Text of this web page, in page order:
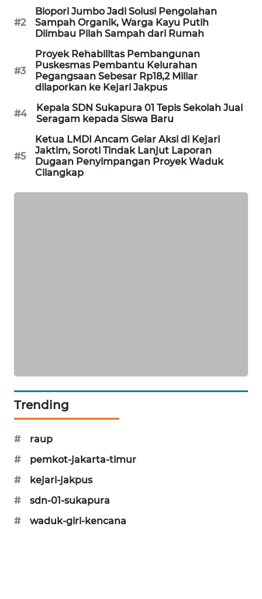
#2
Biopori Jumbo Jadi Solusi Pengolahan
Sampah Organik, Warga Kayu Putih
Diimbau Pilah Sampah dari Rumah
#3
Proyek Rehabilitas Pembangunan
Puskesmas Pembantu Kelurahan
Pegangsaan Sebesar Rp18,2 Miliar
dilaporkan ke Kejari Jakpus
#4
Kepala SDN Sukapura 01 Tepis Sekolah Jual
Seragam kepada Siswa Baru
#5
Ketua LMDI Ancam Gelar Aksi di Kejari
Jaktim, Soroti Tindak Lanjut Laporan
Dugaan Penyimpangan Proyek Waduk
Cilangkap
Trending
#
raup
#
pemkot-jakarta-timur
#
kejari-jakpus
#
sdn-01-sukapura
#
waduk-giri-kencana
ANUGERAH
NEWS
AKHLAK
ID
PERAPKI
NEWS
SONYA
ASA
NEWS